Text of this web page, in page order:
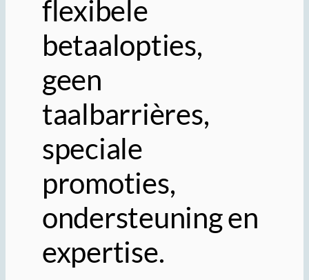
flexibele
betaalopties,
geen
taalbarrières,
speciale
promoties,
ondersteuning en
expertise.